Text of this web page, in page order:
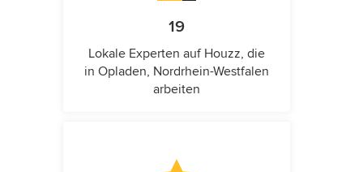
19
Lokale Experten auf Houzz, die
in Opladen, Nordrhein-Westfalen
arbeiten